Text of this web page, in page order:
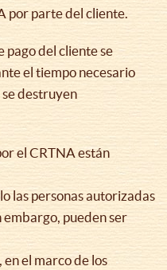
por parte del cliente.
pago del cliente se
el tiempo necesario
destruyen
el CRTNA están
las personas autorizadas
embargo, pueden ser
el marco de los